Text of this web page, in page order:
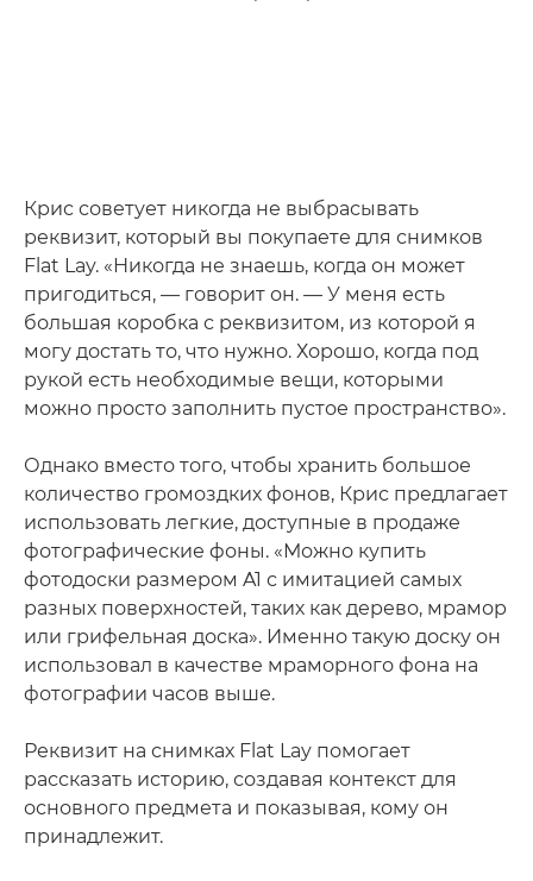
Крис советует никогда не выбрасывать
реквизит, который вы покупаете для снимков
Flat Lay. «Никогда не знаешь, когда он может
пригодиться, — говорит он. — У меня есть
большая коробка с реквизитом, из которой я
могу достать то, что нужно. Хорошо, когда под
рукой есть необходимые вещи, которыми
можно просто заполнить пустое пространство».
Однако вместо того, чтобы хранить большое
количество громоздких фонов, Крис предлагает
использовать легкие, доступные в продаже
фотографические фоны. «Можно купить
фотодоски размером A1 с имитацией самых
разных поверхностей, таких как дерево, мрамор
или грифельная доска». Именно такую доску он
использовал в качестве мраморного фона на
фотографии часов выше.
Реквизит на снимках Flat Lay помогает
рассказать историю, создавая контекст для
основного предмета и показывая, кому он
принадлежит.